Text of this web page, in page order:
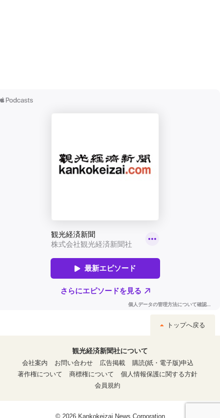
トップへ戻る
観光経済新聞社について
会社案内
お問い合わせ 広告掲載
購読(紙・電子版)申込
著作権について
商標権について
個人情報保護に関する方針
会員規約
© 2026 Kankokeizai News Corporation